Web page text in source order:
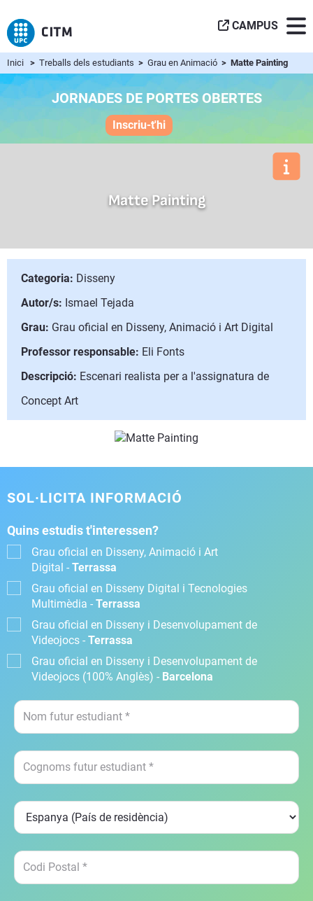
CAMPUS
Inici > Treballs dels estudiants > Grau en Animació > Matte Painting
JORNADES DE PORTES OBERTES
Inscriu-t'hi
Matte Painting
Categoria: Disseny
Autor/s: Ismael Tejada
Grau: Grau oficial en Disseny, Animació i Art Digital
Professor responsable: Eli Fonts
Descripció: Escenari realista per a l'assignatura de
Concept Art
SOL·LICITA INFORMACIÓ
Quins estudis t'interessen?
Grau oficial en Disseny, Animació i Art
Digital - Terrassa
Grau oficial en Disseny Digital i Tecnologies
Multimèdia - Terrassa
Grau oficial en Disseny i Desenvolupament de
Videojocs - Terrassa
Grau oficial en Disseny i Desenvolupament de
Videojocs (100% Anglès) - Barcelona